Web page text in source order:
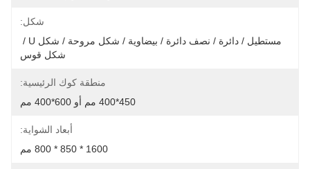
شكل:
شكل قوس
منطقة كوك الرئيسية:
450*400 مم أو 600*400 مم
أبعاد الشواية:
1600 * 850 * 800 مم